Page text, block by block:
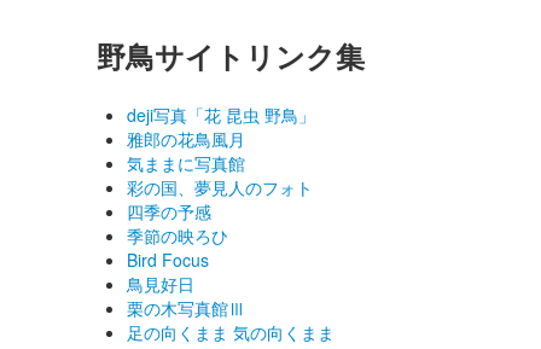
野鳥サイトリンク集
deji写真「花 昆虫 野鳥」
雅郎の花鳥風月
気ままに写真館
彩の国、夢見人のフォト
四季の予感
季節の映ろひ
Bird Focus
鳥見好日
栗の木写真館Ⅲ
足の向くまま 気の向くまま